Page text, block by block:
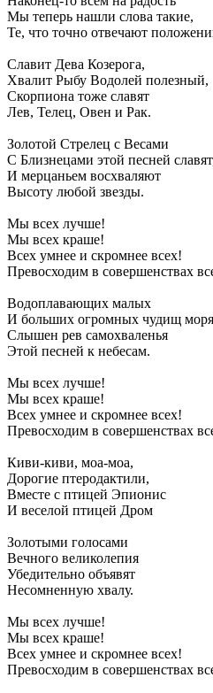
Мы теперь нашли слова такие,
Те, что точно отвечают
Славит Дева Козерога,
Хвалит Рыбу Водолей полезный,
Скорпиона тоже славят
Лев, Телец, Овен и Рак.
Золотой Стрелец с Весами
С Близнецами этой песней
И мерцаньем восхваляют
Высоту любой звезды.
Мы всех лучше!
Мы всех краше!
Всех умнее и скромнее всех!
Превосходим в совершенствах
Водоплавающих малых
И больших огромных чудищ моря
Слышен рев самохваленья
Этой песней к небесам.
Мы всех лучше!
Мы всех краше!
Всех умнее и скромнее всех!
Превосходим в совершенствах
Киви-киви, моа-моа,
Дорогие птеродактили,
Вместе с птицей Эпионис
И веселой птицей Дром
Золотыми голосами
Вечного великолепия
Убедительно объявят
Несомненную хвалу.
Мы всех лучше!
Мы всех краше!
Всех умнее и скромнее всех!
Превосходим в совершенствах